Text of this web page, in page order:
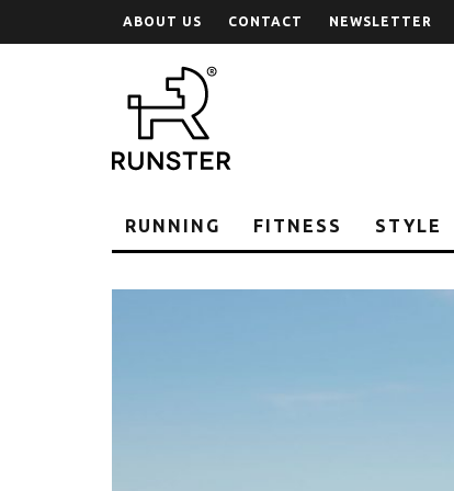
ABOUT US CONTACT NEWSLETTER
RUNNING FITNESS STYLE